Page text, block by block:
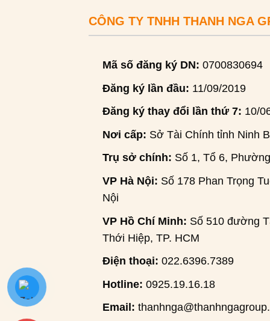
CÔNG TY TNHH THANH NGA
Mã số đăng ký DN: 0700830694
Đăng ký lần đầu: 11/09/2019
Đăng ký thay đổi lần thứ 7: 10/
Nơi cấp: Sở Tài Chính tỉnh Ninh
Trụ sở chính: Số 1, Tổ 6,
VP Hà Nội: Số 178 Phan Trọng
Nội
VP Hồ Chí Minh: Số 510 đường
Thới Hiệp, TP. HCM
Điện thoại: 022.6396.7389
Hotline: 0925.19.16.18
Email: